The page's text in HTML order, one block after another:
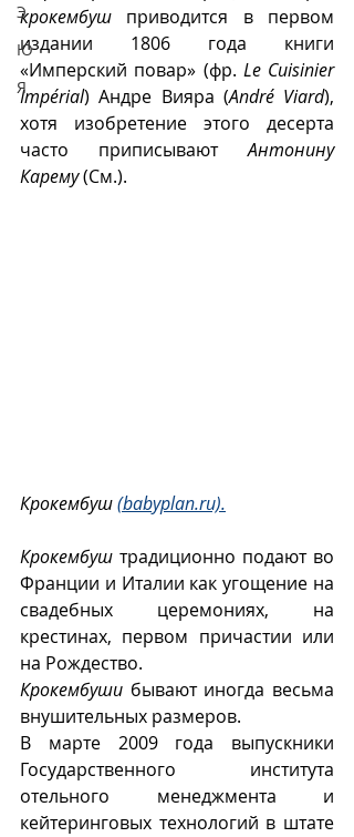
Э
Ю
Я
крокембуш приводится в первом
издании 1806 года книги
«Имперский повар» (фр. Le Cuisinier
Impérial) Андре Вияра (André Viard),
хотя изобретение этого десерта
часто приписывают Антонину
Карему (См.).
Крокембуш (babyplan.ru).
Крокембуш традиционно подают во
Франции и Италии как угощение на
свадебных церемониях, на
крестинах, первом причастии или
на Рождество.
Крокембуши бывают иногда весьма
внушительных размеров.
В марте 2009 года выпускники
Государственного института
отельного менеджмента и
кейтеринговых технологий в штате